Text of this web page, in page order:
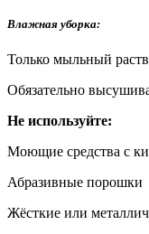
Влажная уборка:
Только мыльный
Обязательно
Не используйте:
Моющие средства с
Абразивные порошки
Жёсткие или